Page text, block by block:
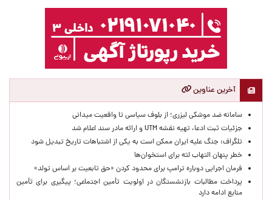
آخرین عناوین
سامانه ضد موشکی لیزری؛ از بلوف سیاسی تا واقعیت میدانی
جزئیات ثبت ادعا، تهیه نقشه UTM و ارائه مادر سند اعلام شد
تلگراف: جنگ علیه ایران ممکن است به یکی از اشتباهات تاریخ تبدیل شود
خطر پنهان التهاب لثه برای استخوان‌ها
فرمان اجرایی دوباره ترامپ برای محدود کردن «حق تابعیت بر اساس تولد»
پرداخت مطالبات بازنشستگان در اولویت تأمین اجتماعی؛ پیگیری برای تأمین
منابع ادامه دارد